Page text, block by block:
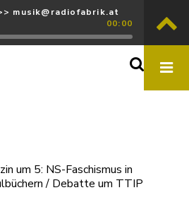
musik@radiofabrik.at
00:00
um 5: NS-Faschismus in
/ Debatte um TTIP